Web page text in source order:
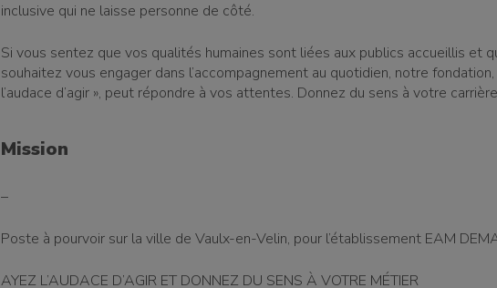
inclusive qui ne laisse personne de côté.
Si vous sentez que vos qualités humaines sont liées aux publics accueillis et
souhaitez vous engager dans l’accompagnement au quotidien, notre fondation,
l’audace d’agir », peut répondre à vos attentes. Donnez du sens à votre
Mission
–
Poste à pourvoir sur la ville de Vaulx-en-Velin, pour l’établissement EAM
AYEZ L’AUDACE D’AGIR ET DONNEZ DU SENS À VOTRE MÉTIER